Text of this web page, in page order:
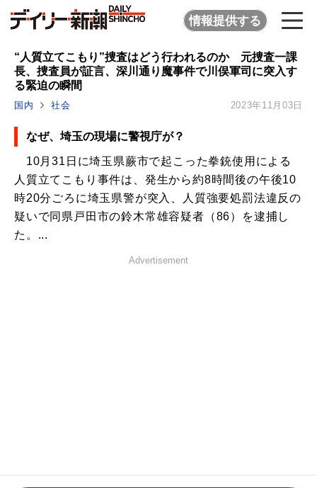
情報提供する
“人質立てこもり”捜査はどう行われるのか 元捜査一課
長、捜査員が証言、深川通り魔事件で川俣軍司に突入す
る緊迫の瞬間
国内 社会 2023年11月03日
なぜ、埼玉の現場に警視庁が？
10月31日に埼玉県蕨市で起こった拳銃使用による
人質立てこもり事件は、発生から約8時間後の午後10
時20分ごろに埼玉県警が突入、人質強要処罰法違反の
疑いで同県戸田市の鈴木常雄容疑者（86）を逮捕し
た。...
Advertisement